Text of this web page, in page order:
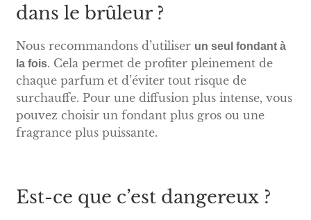
dans le brûleur ?
Nous recommandons d’utiliser un seul fondant à
la fois. Cela permet de profiter pleinement de
chaque parfum et d’éviter tout risque de
surchauffe. Pour une diffusion plus intense, vous
pouvez choisir un fondant plus gros ou une
fragrance plus puissante.
Est-ce que c’est dangereux ?